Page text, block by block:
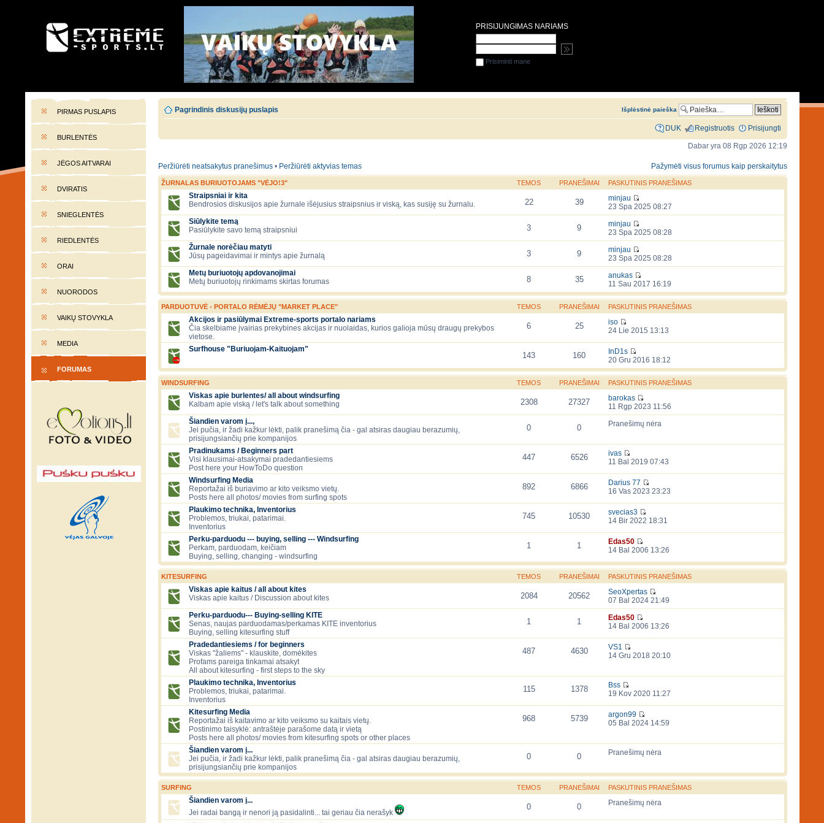
EXTREME-SPORTS.LT
PIRMAS PUSLAPIS
BURLENTĖS
JĖGOS AITVARAI
DVIRATIS
SNIEGLENTĖS
RIEDLENTĖS
ORAI
NUORODOS
VAIKŲ STOVYKLA
MEDIA
FORUMAS
Pagrindinis diskusijų puslapis Išplėstinė paieška
DUK Registruotis Prisijungti
Dabar yra 08 Rgp 2026 12:19
Peržiūrėti neatsakytus pranešimus • Peržiūrėti aktyvias temas Pažymėti visus forumus kaip perskaitytus
ŽURNALAS BURIUOTOJAMS "VĖJO!3" TEMOS PRANEŠIMAI PASKUTINIS PRANEŠIMAS
Straipsniai ir kita
Bendrosios diskusijos apie žurnale išėjusius straipsnius ir viską, kas susiję su žurnalu.
22 39
minjau
23 Spa 2025 08:27
Siūlykite temą
Pasiūlykite savo temą straipsniui
3 9
minjau
23 Spa 2025 08:28
Žurnale norėčiau matyti
Jūsų pageidavimai ir mintys apie žurnalą
3 9
minjau
23 Spa 2025 08:28
Metų buriuotojų apdovanojimai
Metų buriuotojų rinkimams skirtas forumas
8 35
anukas
11 Sau 2017 16:19
PARDUOTUVĖ - PORTALO RĖMĖJŲ "MARKET PLACE" TEMOS PRANEŠIMAI PASKUTINIS PRANEŠIMAS
Akcijos ir pasiūlymai Extreme-sports portalo nariams
Čia skelbiame įvairias prekybines akcijas ir nuolaidas, kurios galioja mūsų draugų prekybos
vietose.
6 25
iso
24 Lie 2015 13:13
Surfhouse "Buriuojam-Kaituojam"
143 160
InD1s
20 Gru 2016 18:12
WINDSURFING TEMOS PRANEŠIMAI PASKUTINIS PRANEŠIMAS
Viskas apie burlentes/ all about windsurfing
Kalbam apie viską / let's talk about something
2308 27327
barokas
11 Rgp 2023 11:56
Šiandien varom į...,
Jei pučia, ir žadi kažkur lėkti, palik pranešimą čia - gal atsiras daugiau berazumių,
prisijungsiančių prie kompanijos
0 0 Pranešimų nėra
Pradinukams / Beginners part
Visi klausimai-atsakymai pradedantiesiems
Post here your HowToDo question
447 6526
ivas
11 Bal 2019 07:43
Windsurfing Media
Reportažai iš buriavimo ar kito veiksmo vietų.
Posts here all photos/ movies from surfing spots
892 6866
Darius 77
16 Vas 2023 23:23
Plaukimo technika, Inventorius
Problemos, triukai, patarimai.
Inventorius
745 10530
svecias3
14 Bir 2022 18:31
Perku-parduodu --- buying, selling --- Windsurfing
Perkam, parduodam, keičiam
Buying, selling, changing - windsurfing
1 1
Edas50
14 Bal 2006 13:26
KITESURFING TEMOS PRANEŠIMAI PASKUTINIS PRANEŠIMAS
Viskas apie kaitus / all about kites
Viskas apie kaitus / Discussion about kites
2084 20562
SeoXpertas
07 Bal 2024 21:49
Perku-parduodu--- Buying-selling KITE
Senas, naujas parduodamas/perkamas KITE inventorius
Buying, selling kitesurfing stuff
1 1
Edas50
14 Bal 2006 13:26
Pradedantiesiems / for beginners
Viskas "žaliems" - klauskite, domėkites
Profams pareiga tinkamai atsakyt
All about kitesurfing - first steps to the sky
487 4630
VS1
14 Gru 2018 20:10
Plaukimo technika, Inventorius
Problemos, triukai, patarimai.
Inventorius
115 1378
Bss
19 Kov 2020 11:27
Kitesurfing Media
Reportažai iš kaitavimo ar kito veiksmo su kaitais vietų.
Postinimo taisyklė: antraštėje parašome datą ir vietą
Posts here all photos/ movies from kitesurfing spots or other places
968 5739
argon99
05 Bal 2024 14:59
Šiandien varom į...
Jei pučia, ir žadi kažkur lėkti, palik pranešimą čia - gal atsiras daugiau berazumių,
prisijungsiančių prie kompanijos
0 0 Pranešimų nėra
SURFING TEMOS PRANEŠIMAI PASKUTINIS PRANEŠIMAS
Šiandien varom į...
Jei radai bangą ir nenori ją pasidalinti... tai geriau čia nerašyk
0 0 Pranešimų nėra
PRISIJUNGIMAS NARIAMS
Prisiminti mane